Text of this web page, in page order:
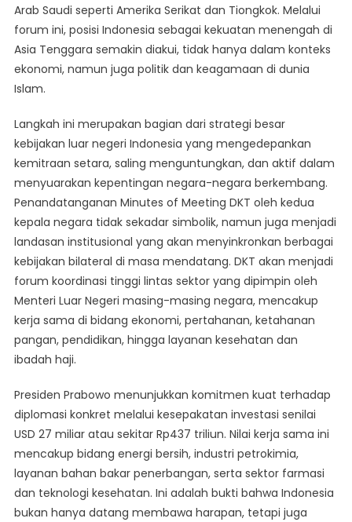
Arab Saudi seperti Amerika Serikat dan Tiongkok. Melalui
forum ini, posisi Indonesia sebagai kekuatan menengah di
Asia Tenggara semakin diakui, tidak hanya dalam konteks
ekonomi, namun juga politik dan keagamaan di dunia
Islam.
Langkah ini merupakan bagian dari strategi besar
kebijakan luar negeri Indonesia yang mengedepankan
kemitraan setara, saling menguntungkan, dan aktif dalam
menyuarakan kepentingan negara-negara berkembang.
Penandatanganan Minutes of Meeting DKT oleh kedua
kepala negara tidak sekadar simbolik, namun juga menjadi
landasan institusional yang akan menyinkronkan berbagai
kebijakan bilateral di masa mendatang. DKT akan menjadi
forum koordinasi tinggi lintas sektor yang dipimpin oleh
Menteri Luar Negeri masing-masing negara, mencakup
kerja sama di bidang ekonomi, pertahanan, ketahanan
pangan, pendidikan, hingga layanan kesehatan dan
ibadah haji.
Presiden Prabowo menunjukkan komitmen kuat terhadap
diplomasi konkret melalui kesepakatan investasi senilai
USD 27 miliar atau sekitar Rp437 triliun. Nilai kerja sama ini
mencakup bidang energi bersih, industri petrokimia,
layanan bahan bakar penerbangan, serta sektor farmasi
dan teknologi kesehatan. Ini adalah bukti bahwa Indonesia
bukan hanya datang membawa harapan, tetapi juga